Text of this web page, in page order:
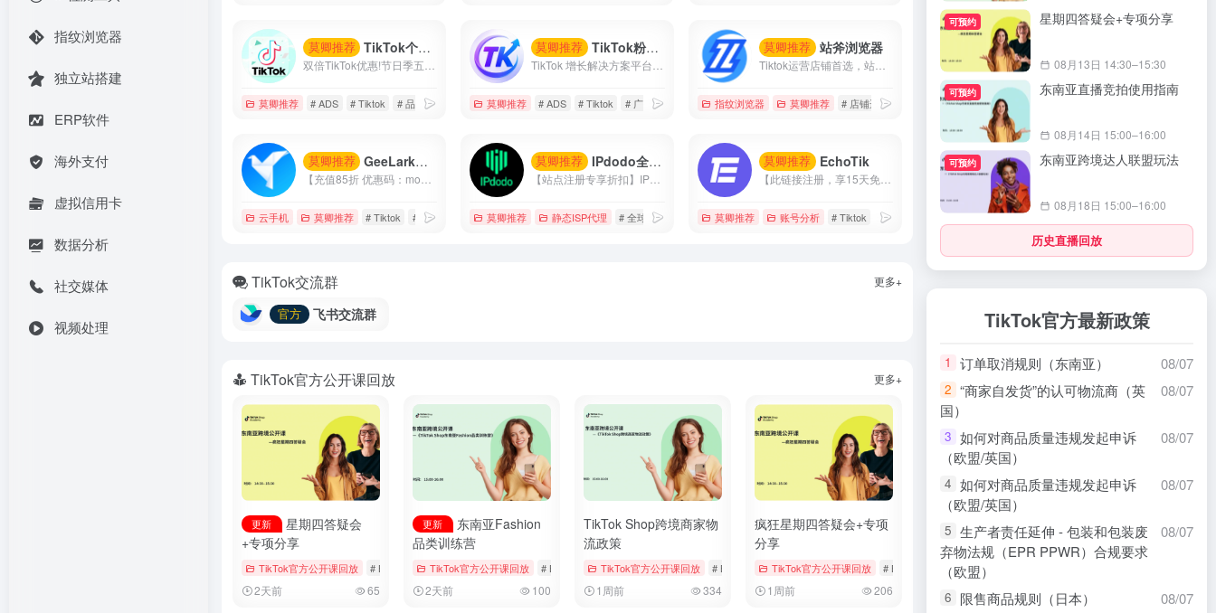
指纹浏览器
独立站搭建
ERP软件
海外支付
虚拟信用卡
数据分析
社交媒体
视频处理
莫卿推荐 TikTok个人折扣户
莫卿推荐 # ADS # Tiktok # 品牌知名度
莫卿推荐 TikTok粉丝增长优化
莫卿推荐 # ADS # Tiktok # 广告投放
莫卿推荐 站斧浏览器
Tiktok运营店铺首选，站斧浏览器专注解决Amazon、Wish、eBay、Shopee、Lazada等跨境电商账号安全管理问题。为电商卖家提供专业的店铺安全提速运营方案，支持定制化提供服务,利用专业技术团队让跨境更安全高效。
指纹浏览器 莫卿推荐 # 店铺运营 # 指纹浏览器 # 跨境电商
莫卿推荐 GeeLark云手机
云手机 莫卿推荐 # Tiktok # 云手机 # 多窗口同步
莫卿推荐 IPdodo全球网络代理
【站点注册专享折扣】IPdodo是一家全球网络代理服务商，品牌主营产品包括tiktok直播专线、静态住宅/数据中心代理、动态住宅/数据中心代理。目前，已为1000+个人及企业用户提供全场景、全设备跨境网络专业解决方案。
莫卿推荐 静态ISP代理 # 全球专线网络服务商 # 海外直播专线 # 静态isp代理
莫卿推荐 EchoTik
莫卿推荐 账号分析 # Tiktok # 数据分析 # 智能选品
TikTok交流群 更多+
官方 飞书交流群
TikTok官方公开课回放 更多+
更新
星期四答疑会
+专项分享
TikTok官方公开课回放 # Bookings & Vouchers # tiktok # 厨房用品
2天前 65
更新
东南亚Fashion
品类训练营
TikTok官方公开课回放 # Bookings & Vouchers # tiktok # 厨房用品
2天前 100
TikTok Shop跨境商家物
流政策
TikTok官方公开课回放 # Bookings & Vouchers # tiktok # 厨房用品
1周前 334
疯狂星期四答疑会+专项
分享
TikTok官方公开课回放 # Bookings & Vouchers
1周前 206
可预约 星期四答疑会+专项分享
08月13日 14:30–15:30
可预约 东南亚直播竞拍使用指南
08月14日 15:00–16:00
可预约 东南亚跨境达人联盟玩法
08月18日 15:00–16:00
历史直播回放
TikTok官方最新政策
1 订单取消规则（东南亚） 08/07
2 “商家自发货”的认可物流商（英
国）
08/07
3 如何对商品质量违规发起申诉
（欧盟/英国）
08/07
4 如何对商品质量违规发起申诉
（欧盟/英国）
08/07
5 生产者责任延伸 - 包装和包装废
弃物法规（EPR PPWR）合规要求
（欧盟）
08/07
6 限售商品规则（日本） 08/07